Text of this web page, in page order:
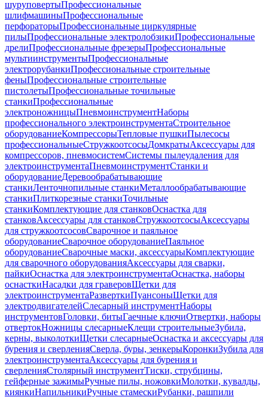
шуруповертыПрофессиональные
шлифмашиныПрофессиональные
перфораторыПрофессиональные циркулярные
пилыПрофессиональные электролобзикиПрофессиональные
дрелиПрофессиональные фрезерыПрофессиональные
мультиинструментыПрофессиональные
электрорубанкиПрофессиональные строительные
феныПрофессиональные строительные
пистолетыПрофессиональные точильные
станкиПрофессиональные
электроножницыПневмоинструментНаборы
профессионального электроинструментаСтроительное
оборудованиеКомпрессорыТепловые пушкиПылесосы
профессиональныеСтружкоотсосыДомкратыАксессуары для
компрессоров, пневмосистемСистемы пылеудаления для
электроинструментаПневмоинструментСтанки и
оборудованиеДеревообрабатывающие
станкиЛенточнопильные станкиМеталлообрабатывающие
станкиПлиткорезные станкиТочильные
станкиКомплектующие для станковОснастка для
станковАксессуары для станковСтружкоотсосыАксессуары
для стружкоотсосовСварочное и паяльное
оборудованиеСварочное оборудованиеПаяльное
оборудованиеСварочные маски, аксессуарыКомплектующие
для сварочного оборудованияАксессуары для сварки,
пайкиОснастка для электроинструментаОснастка, наборы
оснасткиНасадки для граверовЩетки для
электроинструментаРазверткиПуансоныЩетки для
электродвигателейСлесарный инструментНаборы
инструментовГоловки, битыГаечные ключиОтвертки, наборы
отвертокНожницы слесарныеКлещи строительныеЗубила,
керны, выколоткиЩетки слесарныеОснастка и аксессуары для
бурения и сверленияСверла, буры, зенкерыКоронкиЗубила для
электроинструментаАксессуары для бурения и
сверленияСтолярный инструментТиски, струбцины,
гейферные зажимыРучные пилы, ножовкиМолотки, кувалды,
киянкиНапильникиРучные стамескиРубанки, рашпили